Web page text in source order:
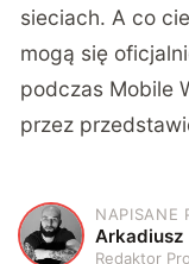
sieciach. A co
mogą się
podczas Mobile
przez
A
NAPISANE
Arkadiusz
Redaktor